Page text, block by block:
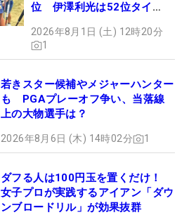
位 伊澤利光は52位タイ
OPEN】
2026年8月1日 (土) 12時20分
1
若きスター候補やメジャーハンター
も PGAプレーオフ争い、当落線
上の大物選手は？
2026年8月6日 (木) 14時02分 1
ダフる人は100円玉を置くだけ！
女子プロが実践するアイアン「ダウ
ンブロードリル」が効果抜群